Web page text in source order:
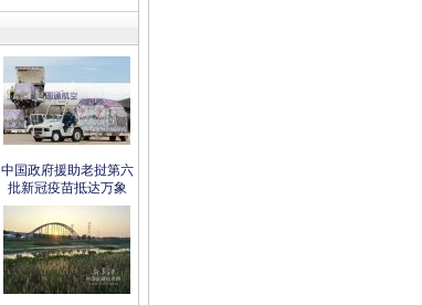
中国政府援助老挝第六
批新冠疫苗抵达万象